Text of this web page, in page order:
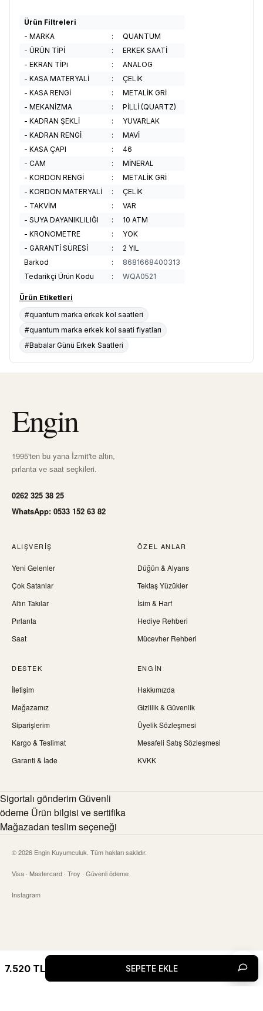
7.520 TL SEPETE EKLE
Ürün Filtreleri
- MARKA
:
QUANTUM
- ÜRÜN TİPİ
:
ERKEK SAATİ
- EKRAN TİPi
:
ANALOG
- KASA MATERYALİ
:
ÇELİK
- KASA RENGİ
:
METALİK GRİ
- MEKANİZMA
:
PİLLİ (QUARTZ)
- KADRAN ŞEKLİ
:
YUVARLAK
- KADRAN RENGİ
:
MAVİ
- KASA ÇAPI
:
46
- CAM
:
MİNERAL
- KORDON RENGİ
:
METALİK GRİ
- KORDON MATERYALİ
:
ÇELİK
- TAKVİM
:
VAR
- SUYA DAYANIKLILIĞI
:
10 ATM
- KRONOMETRE
:
YOK
- GARANTİ SÜRESİ
:
2 YIL
Barkod
:
8681668400313
Tedarikçi Ürün Kodu
: WQA0521
Ürün Etiketleri
#quantum marka erkek kol saatleri
#quantum marka erkek kol saati fiyatları
#Babalar Günü Erkek Saatleri
Engin
1995'ten bu yana İzmit'te altın,
pırlanta ve saat seçkileri.
0262 325 38 25
WhatsApp: 0533 152 63 82
ALIŞVERIŞ
Yeni Gelenler
Çok Satanlar
Altın Takılar
Pırlanta
Saat
ÖZEL ANLAR
Düğün & Alyans
Tektaş Yüzükler
İsim & Harf
Hediye Rehberi
Mücevher Rehberi
DESTEK
İletişim
Mağazamız
Siparişlerim
Kargo & Teslimat
Garanti & İade
ENGIN
Hakkımızda
Gizlilik & Güvenlik
Üyelik Sözleşmesi
Mesafeli Satış Sözleşmesi
KVKK
Sigortalı gönderim Güvenli
ödeme Ürün bilgisi ve sertifika
Mağazadan teslim seçeneği
© 2026 Engin Kuyumculuk. Tüm hakları saklıdır.
Visa · Mastercard · Troy · Güvenli ödeme
Instagram
Canlı